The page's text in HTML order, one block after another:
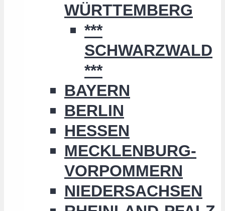
WÜRTTEMBERG
***
SCHWARZWALD
***
BAYERN
BERLIN
HESSEN
MECKLENBURG-
VORPOMMERN
NIEDERSACHSEN